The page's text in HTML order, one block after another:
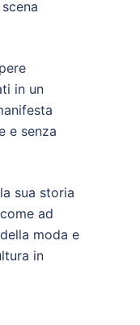
in un
e senza
sua storia
ad
moda e
in